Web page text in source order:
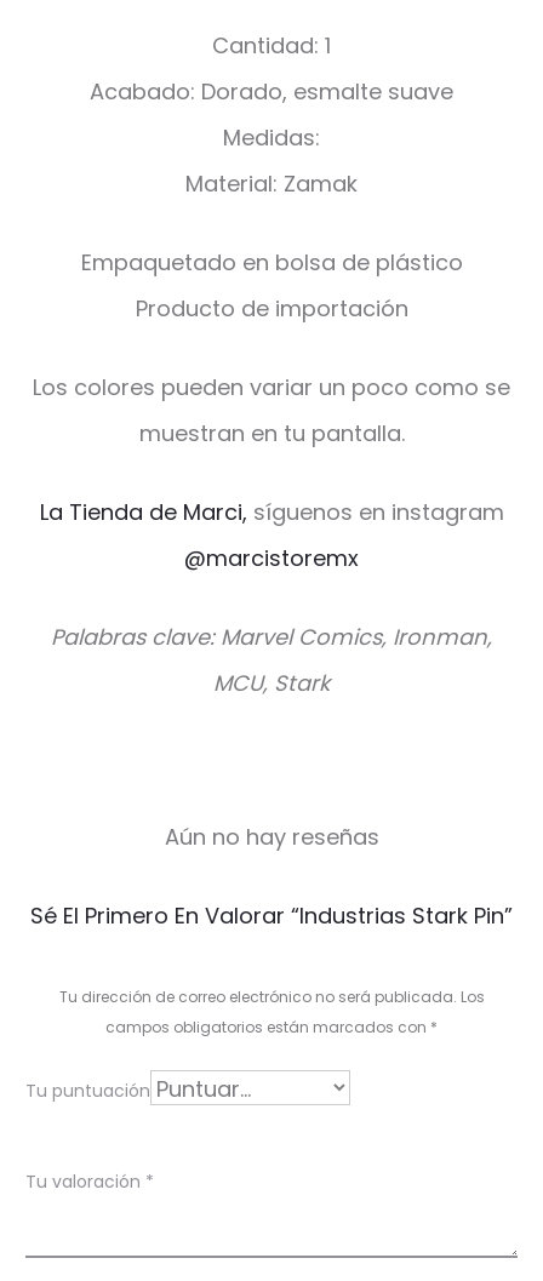
Cantidad: 1
Acabado: Dorado, esmalte suave
Medidas:
Material: Zamak
Empaquetado en bolsa de plástico
Producto de importación
Los colores pueden variar un poco como se
muestran en tu pantalla.
La Tienda de Marci, síguenos en instagram
@marcistoremx
Palabras clave: Marvel Comics, Ironman,
MCU, Stark
V
a
r
i
o
Aún no hay reseñas
Sé El Primero En Valorar “Industrias Stark Pin”
Tu dirección de correo electrónico no será publicada. Los
campos obligatorios están marcados con *
Tu puntuación
Tu valoración *